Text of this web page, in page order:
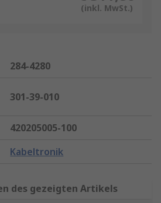
(inkl. MwSt.)
284-4280
301-39-010
420205005-100
Kabeltronik
des gezeigten Artikels